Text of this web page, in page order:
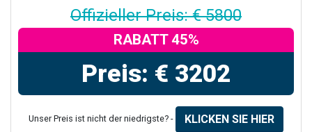
Offizieller Preis: € 5800
RABATT 45%
Preis: € 3202
Unser Preis ist nicht der niedrigste? - KLICKEN SIE HIER